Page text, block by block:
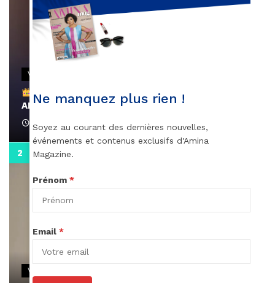
VIDEOS
Remerciements à Ayden pour son message sur
AMINA, le Magazine de la Femme
April 1, 2022
VIDEOS
Ne manquez plus rien !
Soyez au courant des dernières nouvelles,
événements et contenus exclusifs d'Amina
Magazine.
Prénom *
Email *